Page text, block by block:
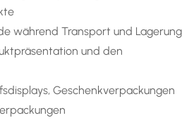
während Transport und Lagerung
und den
Geschenkverpackungen